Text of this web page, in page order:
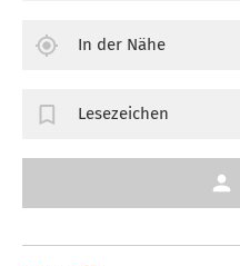
In der Nähe
Lesezeichen